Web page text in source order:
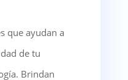
que ayudan a
de tu
Brindan